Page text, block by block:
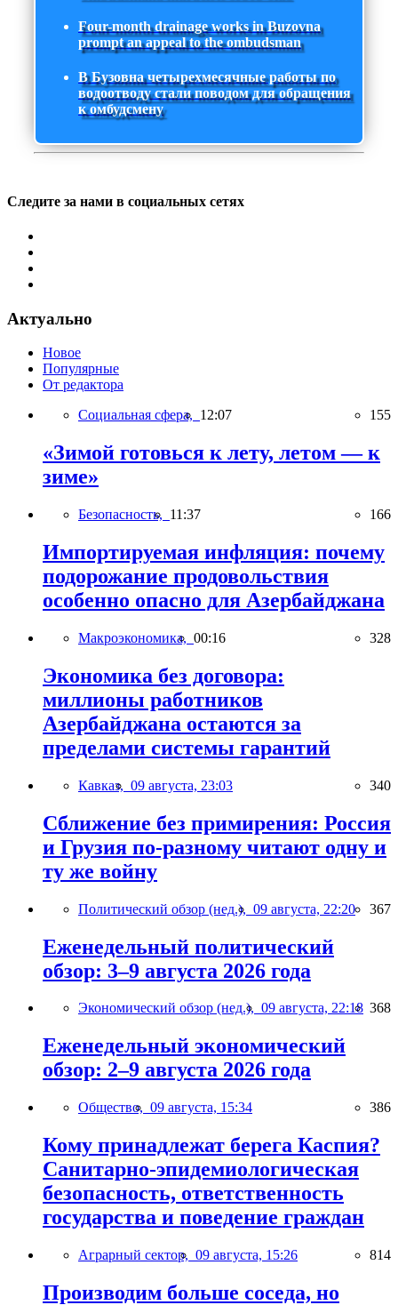
Four-month drainage works in Buzovna
prompt an appeal to the ombudsman
В Бузовна четырехмесячные работы по
водоотводу стали поводом для обращения
к омбудсмену
Следите за нами в социальных сетях
Актуально
Новое
Популярные
От редактора
Социальная сфера, 12:07 155
«Зимой готовься к лету, летом — к
зиме»
Безопасность, 11:37 166
Импортируемая инфляция: почему
подорожание продовольствия
особенно опасно для Азербайджана
Макроэкономика, 00:16 328
Экономика без договора:
миллионы работников
Азербайджана остаются за
пределами системы гарантий
Кавказ, 09 августа, 23:03 340
Сближение без примирения: Россия
и Грузия по-разному читают одну и
ту же войну
Политический обзор (нед.), 09 августа, 22:20 367
Еженедельный политический
обзор: 3–9 августа 2026 года
Экономический обзор (нед.), 09 августа, 22:18 368
Еженедельный экономический
обзор: 2–9 августа 2026 года
Общество, 09 августа, 15:34 386
Кому принадлежат берега Каспия?
Санитарно-эпидемиологическая
безопасность, ответственность
государства и поведение граждан
Аграрный сектор, 09 августа, 15:26 814
Производим больше соседа, но